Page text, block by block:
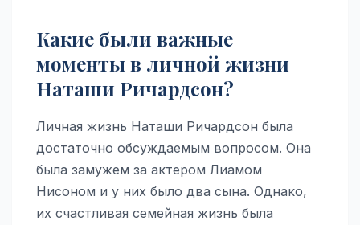
Какие были важные
моменты в личной жизни
Наташи Ричардсон?
Личная жизнь Наташи Ричардсон была
достаточно обсуждаемым вопросом. Она
была замужем за актером Лиамом
Нисоном и у них было два сына. Однако,
их счастливая семейная жизнь была